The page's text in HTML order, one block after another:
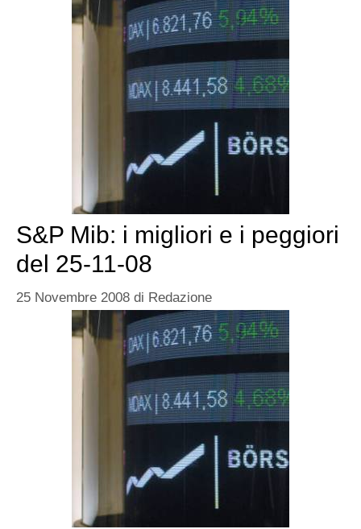
S&P Mib: i migliori e i peggiori
del 25-11-08
25 Novembre 2008 di Redazione